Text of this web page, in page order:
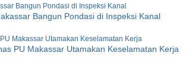
Bangun Pondasi di Inspeksi Kanal
PU Makassar Utamakan Keselamatan Kerja